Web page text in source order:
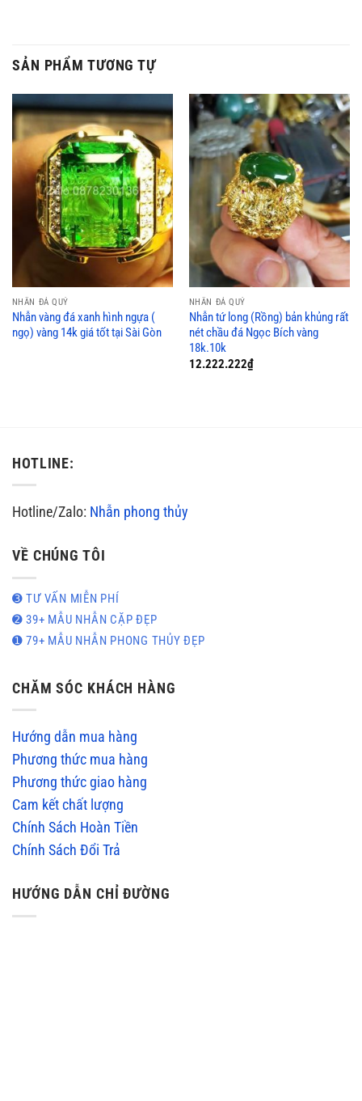
SẢN PHẨM TƯƠNG TỰ
NHẪN ĐÁ QUÝ
Nhẫn vàng đá xanh hình ngựa (
ngọ) vàng 14k giá tốt tại Sài Gòn
NHẪN ĐÁ QUÝ
Nhẫn tứ long (Rồng) bản khủng rất
nét chầu đá Ngọc Bích vàng
18k.10k
12.222.222₫
HOTLINE:
Hotline/Zalo: Nhẫn phong thủy
VỀ CHÚNG TÔI
➌ TƯ VẤN MIỄN PHÍ
➋ 39+ MẪU NHẪN CẶP ĐẸP
➊ 79+ MẪU NHẪN PHONG THỦY ĐẸP
CHĂM SÓC KHÁCH HÀNG
Hướng dẫn mua hàng
Phương thức mua hàng
Phương thức giao hàng
Cam kết chất lượng
Chính Sách Hoàn Tiền
Chính Sách Đổi Trả
HƯỚNG DẪN CHỈ ĐƯỜNG